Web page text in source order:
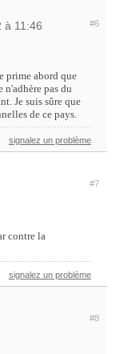
à 11:46 #6
prime abord que
pas du
Je suis sûre que
de ce pays.
signalez un problème
#7
contre la
signalez un problème
#8